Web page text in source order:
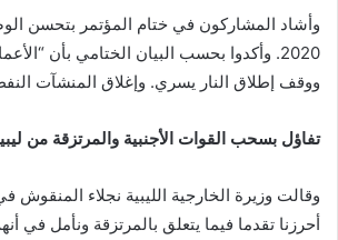
وأشاد المشاركون في ختام المؤتمر بتحسن
2020. وأكدوا بحسب البيان الختامي بأن
ووقف إطلاق النار يسري. وإغلاق المنشآت
تفاؤل بسحب القوات الأجنبية والمرتزقة من
وقالت وزيرة الخارجية الليبية نجلاء المنقوش
أحرزنا تقدما فيما يتعلق بالمرتزقة ونأمل في